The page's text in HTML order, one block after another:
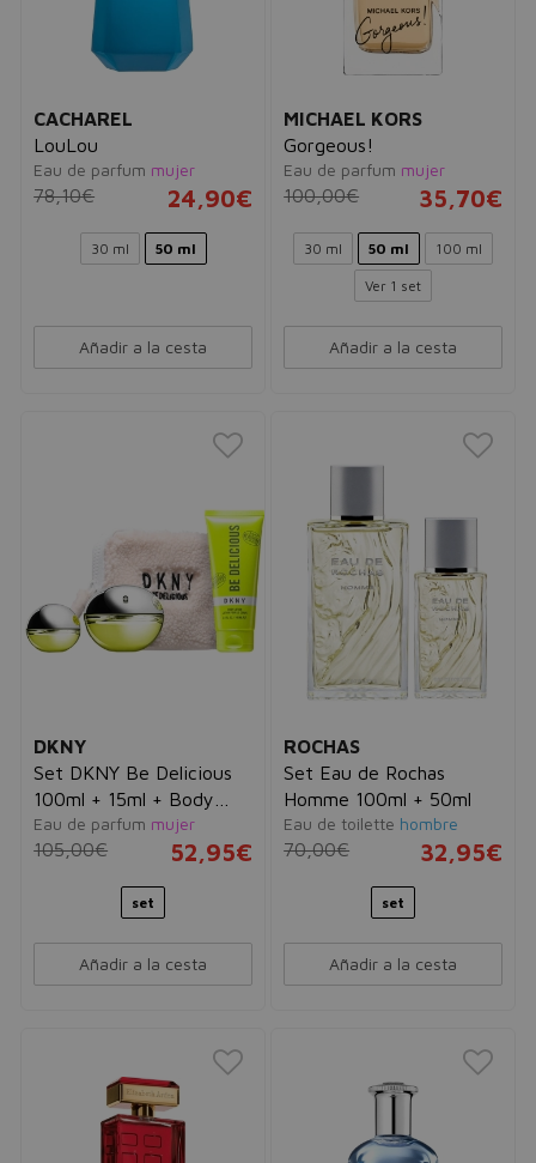
CACHAREL
LouLou
Eau de parfum mujer
78,10€ 24,90€
30 ml 50 ml
Añadir a la cesta
MICHAEL KORS
Gorgeous!
Eau de parfum mujer
100,00€ 35,70€
30 ml 50 ml 100 ml
Ver 1 set
Añadir a la cesta
DKNY
Set DKNY Be Delicious
100ml + 15ml + Body
Lotion 100ml + Neceser
Eau de parfum mujer
105,00€ 52,95€
set
Añadir a la cesta
ROCHAS
Set Eau de Rochas
Homme 100ml + 50ml
Eau de toilette hombre
70,00€ 32,95€
set
Añadir a la cesta